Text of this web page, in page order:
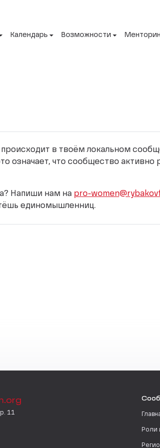
Календарь Возможности
происходит в твоём локальном
означает, что сообщество активно
Напиши нам на pro-
единомышленниц.
11
Роли